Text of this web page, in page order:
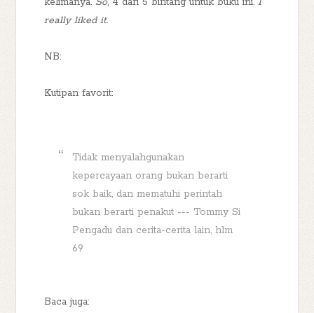
really liked it.
NB:
Kutipan favorit:
Tidak menyalahgunakan
kepercayaan orang bukan berarti
sok baik, dan mematuhi perintah
bukan berarti penakut --- Tommy Si
Pengadu dan cerita-cerita lain, hlm
69
Baca juga: